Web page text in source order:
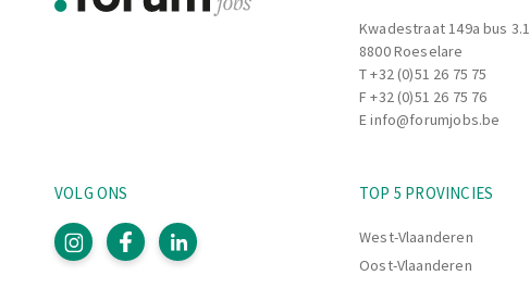
Kwadestraat 149a bus 3.1
8800 Roeselare
T+32 (0)51 26 75 75
F +32 (0)51 26 75 76
Einfo@forumjobs.be
TOP 5 PROVINCIES
West-Vlaanderen
Oost-Vlaanderen
VOLG ONS